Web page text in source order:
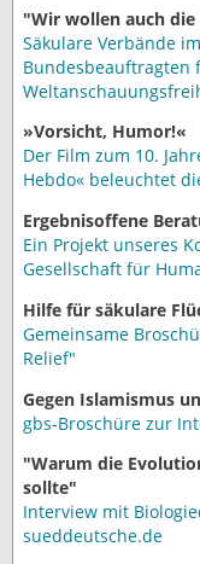
"Wir wollen auch
Säkulare Verbände
Bundesbeauftragten
»Vorsicht, Humor!«
Der Film zum 10.
Hebdo« beleuchtet
Ergebnisoffene
Ein Projekt unseres
Gesellschaft für
Hilfe für säkulare
Gemeinsame
Relief"
Gegen Islamismus
gbs-Broschüre zur
"Warum die
sollte"
Interview mit
sueddeutsche.de